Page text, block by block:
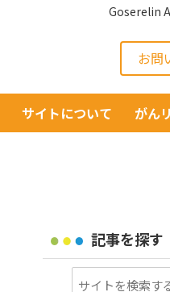
Goserelin
お問
サイトについて がん
記事を探す